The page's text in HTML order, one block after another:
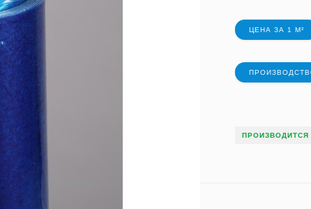
ЦЕНА ЗА 1 М²
ПРОИЗВОДИТСЯ